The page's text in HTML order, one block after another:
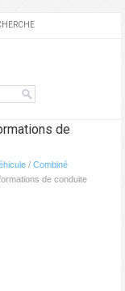
de
/ Combiné
de conduite